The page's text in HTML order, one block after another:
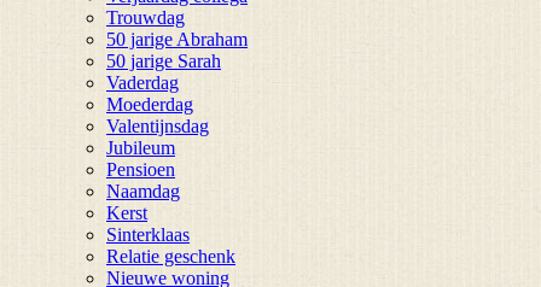
Trouwdag
50 jarige Abraham
50 jarige Sarah
Vaderdag
Moederdag
Valentijnsdag
Jubileum
Pensioen
Naamdag
Kerst
Sinterklaas
Relatie geschenk
Nieuwe woning